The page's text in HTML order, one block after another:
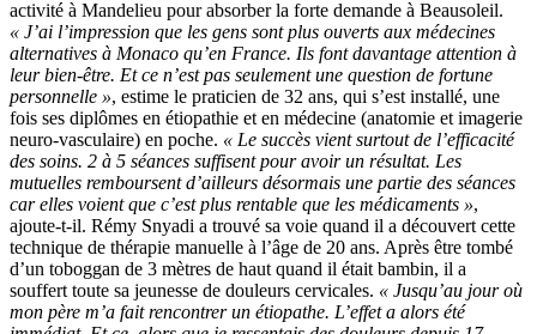
activité à Mandelieu pour absorber la forte demande à Beausoleil.
« J’ai l’impression que les gens sont plus ouverts aux médecines
alternatives à Monaco qu’en France. Ils font davantage attention à
leur bien-être. Et ce n’est pas seulement une question de fortune
personnelle », estime le praticien de 32 ans, qui s’est installé, une
fois ses diplômes en étiopathie et en médecine (anatomie et imagerie
neuro-vasculaire) en poche. « Le succès vient surtout de l’efficacité
des soins. 2 à 5 séances suffisent pour avoir un résultat. Les
mutuelles remboursent d’ailleurs désormais une partie des séances
car elles voient que c’est plus rentable que les médicaments »,
ajoute-t-il. Rémy Snyadi a trouvé sa voie quand il a découvert cette
technique de thérapie manuelle à l’âge de 20 ans. Après être tombé
d’un toboggan de 3 mètres de haut quand il était bambin, il a
souffert toute sa jeunesse de douleurs cervicales. « Jusqu’au jour où
mon père m’a fait rencontrer un étiopathe. L’effet a alors été